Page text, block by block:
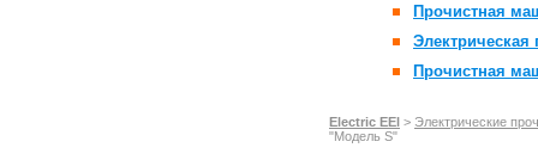
Прочистная
Прочистная
Electric EEl > Электрические
"Модель S"